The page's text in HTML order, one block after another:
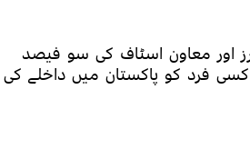
اور معاون اسٹاف کی سو فیصد
کسی فرد کو پاکستان میں داخلے کی